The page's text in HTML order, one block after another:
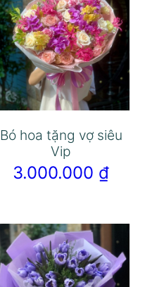
Bó hoa tặng vợ siêu
Vip
3.000.000 ₫